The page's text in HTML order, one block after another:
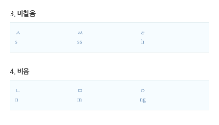
3. 마찰음
ㅅ
s
ㅆ
ss
ㅎ
h
4. 비음
ㄴ
n
ㅁ
m
ㅇ
ng